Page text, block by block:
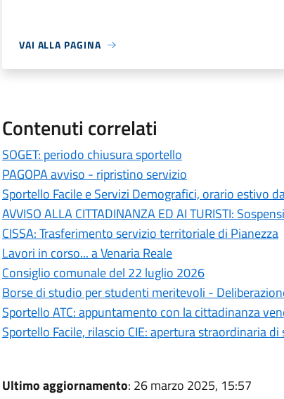
VAI ALLA PAGINA
Contenuti correlati
SOGET: periodo chiusura sportello
PAGOPA avviso - ripristino servizio
Sportello Facile e Servizi Demografici, orario estivo
AVVISO ALLA CITTADINANZA ED AI TURISTI:
CISSA: Trasferimento servizio territoriale di Pianezza
Lavori in corso... a Venaria Reale
Consiglio comunale del 22 luglio 2026
Borse di studio per studenti meritevoli -
Sportello ATC: appuntamento con la cittadinanza
Sportello Facile, rilascio CIE: apertura straordinaria
Ultimo aggiornamento: 26 marzo 2025, 15:57